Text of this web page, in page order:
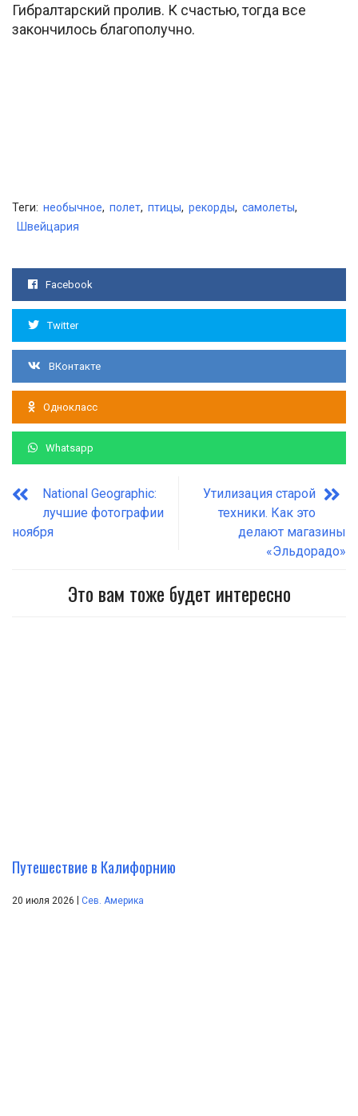
Гибралтарский пролив. К счастью, тогда все
закончилось благополучно.
Теги: необычное, полет, птицы, рекорды, самолеты,
Швейцария
Facebook
Twitter
ВКонтакте
Однокласс
Whatsapp
National Geographic:
лучшие фотографии
ноября
Утилизация старой
техники. Как это
делают магазины
«Эльдорадо»
Это вам тоже будет интересно
Путешествие в Калифорнию
20 июля 2026 | Сев. Америка